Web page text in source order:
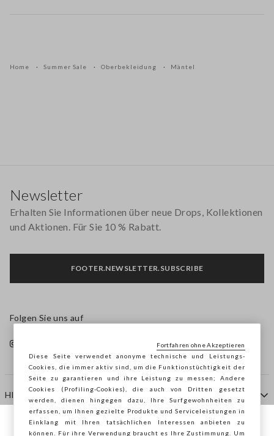
Home Summer Sale Oberbekleidung Mäntel
HILFE
Newsletter
Erhalten Sie Informationen über neue Drops, Kollektionen
und Aktionen. Für Sie 10 % Rabatt.
FOOTER.NEWSLETTER.SUBSCRIBE
Folgen Sie uns auf
Sie surfen auf der Seite von STEFANEL
Diese Seite verwendet anonyme technische und Leistungs-
Cookies, die immer aktiv sind, um die Funktionstüchtigkeit der
Seite zu garantieren und ihre Leistung zu messen; Andere
Cookies (Profiling-Cookies), die auch von Dritten gesetzt
werden, dienen hingegen dazu, Ihre Surfgewohnheiten zu
erfassen, um Ihnen gezielte Produkte und Serviceleistungen in
Einklang mit Ihren tatsächlichen Interessen anbieten zu
können. Für ihre Verwendung braucht es Ihre Zustimmung. Um
Fortfahren ohne Akzeptieren